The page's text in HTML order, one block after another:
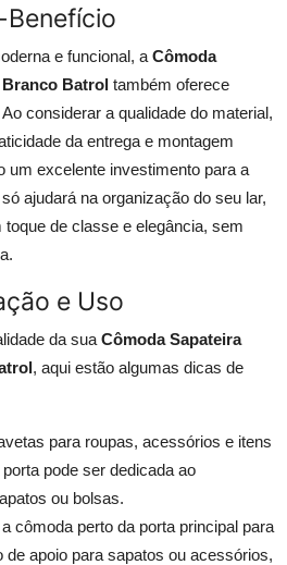
e funcional, a Cômoda
Branco Batrol também oferece
considerar a qualidade do material,
da entrega e montagem
um excelente investimento para a
ajudará na organização do seu lar,
de classe e elegância, sem
e Uso
da sua Cômoda Sapateira
, aqui estão algumas dicas de
para roupas, acessórios e itens
pode ser dedicada ao
ou bolsas.
cômoda perto da porta principal para
apoio para sapatos ou acessórios,